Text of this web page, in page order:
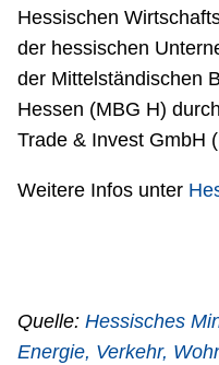
Hessischen
der hessischen
der Mittelständischen
Hessen (MBG H)
Trade & Invest GmbH
Weitere Infos unter
Quelle: Hessisches
Energie, Verkehr,